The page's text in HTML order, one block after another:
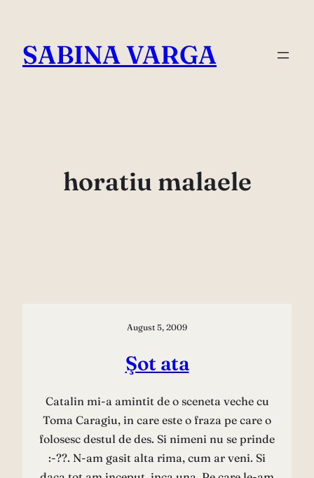
content
SABINA VARGA
horatiu malaele
August 5, 2009
Şot ata
Catalin mi-a amintit de o sceneta veche cu
Toma Caragiu, in care este o fraza pe care o
folosesc destul de des. Si nimeni nu se prinde
:-??. N-am gasit alta rima, cum ar veni. Si